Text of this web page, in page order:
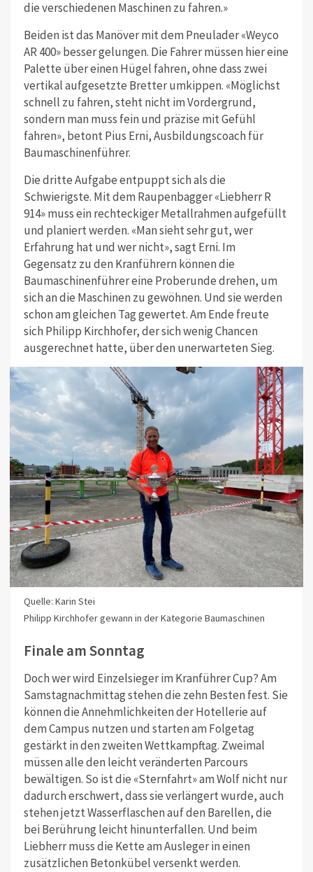
die verschiedenen Maschinen zu fahren.»
Beiden ist das Manöver mit dem Pneulader «Weyco
AR 400» besser gelungen. Die Fahrer müssen hier eine
Palette über einen Hügel fahren, ohne dass zwei
vertikal aufgesetzte Bretter umkippen. «Möglichst
schnell zu fahren, steht nicht im Vordergrund,
sondern man muss fein und präzise mit Gefühl
fahren», betont Pius Erni, Ausbildungscoach für
Baumaschinenführer.
Die dritte Aufgabe entpuppt sich als die
Schwierigste. Mit dem Raupenbagger «Liebherr R
914» muss ein rechteckiger Metallrahmen aufgefüllt
und planiert werden. «Man sieht sehr gut, wer
Erfahrung hat und wer nicht», sagt Erni. Im
Gegensatz zu den Kranführern können die
Baumaschinenführer eine Proberunde drehen, um
sich an die Maschinen zu gewöhnen. Und sie werden
schon am gleichen Tag gewertet. Am Ende freute
sich Philipp Kirchhofer, der sich wenig Chancen
ausgerechnet hatte, über den unerwarteten Sieg.
Quelle: Karin Stei
Philipp Kirchhofer gewann in der Kategorie Baumaschinen
Finale am Sonntag
Doch wer wird Einzelsieger im Kranführer Cup? Am
Samstagnachmittag stehen die zehn Besten fest. Sie
können die Annehmlichkeiten der Hotellerie auf
dem Campus nutzen und starten am Folgetag
gestärkt in den zweiten Wettkampftag. Zweimal
müssen alle den leicht veränderten Parcours
bewältigen. So ist die «Sternfahrt» am Wolf nicht nur
dadurch erschwert, dass sie verlängert wurde, auch
stehen jetzt Wasserflaschen auf den Barellen, die
bei Berührung leicht hinunterfallen. Und beim
Liebherr muss die Kette am Ausleger in einen
zusätzlichen Betonkübel versenkt werden.